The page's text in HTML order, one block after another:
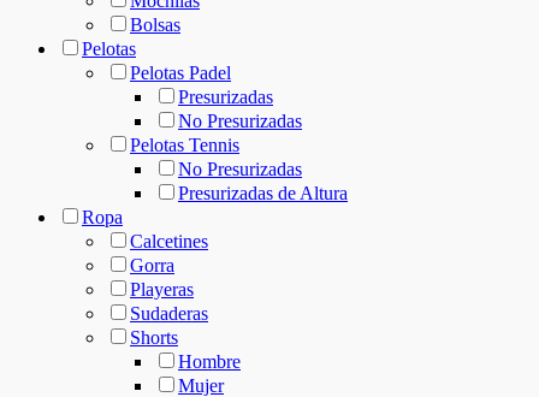
Bolsas
Pelotas
Pelotas Padel
Presurizadas
No Presurizadas
Pelotas Tennis
No Presurizadas
Presurizadas de Altura
Ropa
Calcetines
Gorra
Playeras
Sudaderas
Shorts
Hombre
Mujer